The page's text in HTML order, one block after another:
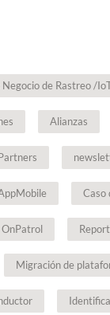
Negocio de Rastreo /
Alianzas
Caso
OnPatrol
Migración de